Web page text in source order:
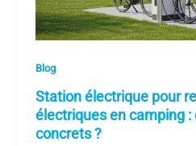
Blog
Station électrique pour
électriques en camping
concrets ?